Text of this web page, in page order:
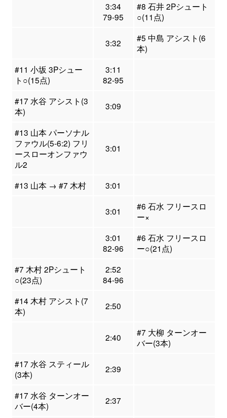
3:34
79-95
#8 石井 2Pシュート
○(11点)
3:32
#5 中島 アシスト(6
本)
#11 小坂 3Pシュー
ト○(15点)
3:11
82-95
#17 水谷 アシスト(3
本)
3:09
#13 山本 パーソナル
ファウル(5-6:2) フリ
ースローオンファウ
ル2
3:01
#13 山本 → #7 木村 3:01
3:01
#6 石水 フリースロ
ー×
3:01
82-96
#6 石水 フリースロ
ー○(21点)
#7 木村 2Pシュート
○(23点)
2:52
84-96
#14 木村 アシスト(7
本)
2:50
2:40
#7 大柳 ターンオー
バー(3本)
#17 水谷 スティール
(3本)
2:39
#17 水谷 ターンオー
バー(4本)
2:37